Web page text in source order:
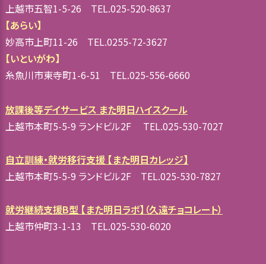
上越市五智1-5-26 TEL.025-520-8637
【あらい】
妙高市上町11-26 TEL.0255-72-3627
【いといがわ】
糸魚川市東寺町1-6-51 TEL.025-556-6660
放課後等デイサービス また明日ハイスクール
上越市本町5-5-9 ランドビル2F TEL.025-530-7027
自立訓練・就労移行支援 【また明日カレッジ】
上越市本町5-5-9 ランドビル2F TEL.025-530-7827
就労継続支援B型 【また明日ラボ】（久遠チョコレート）
上越市仲町3-1-13 TEL.025-530-6020